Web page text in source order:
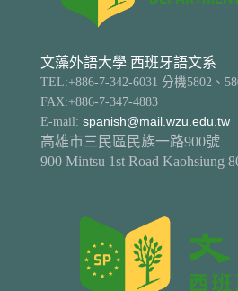
文藻外語大學 西班牙語文系
TEL:+886-7-342-6031 分機5802、
FAX:+886-7-347-4883
E-mail: spanish@mail.wzu.edu.tw
高雄市三民區民族一路900號
900 Mintsu 1st Road Kaohsiung